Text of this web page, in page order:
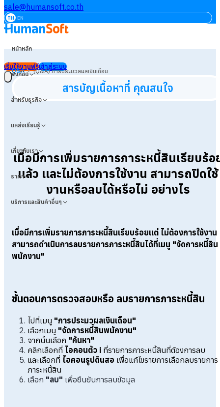
sale@humansoft.co.th
TH EN
หน้าหลัก
ฟังก์ชัน
สำหรับธุรกิจ
แหล่งเรียนรู้
เกี่ยวกับเรา
ราคา
บริการและสินค้าอื่นๆ
เริ่มใช้งานฟรีเข้าสู่ระบบ
Q&A>(Q&A) การประมวลผลเงินเดือน
สารบัญเนื้อหาที่ คุณสนใจ
เมื่อมีการเพิ่มรายการภาระหนี้สินเรียบร้อ
เเล้ว เเละไม่ต้องการใช้งาน สามารถปิดใช้
งานหรือลบได้หรือไม่ อย่างไร
เมื่อมีการเพิ่มรายการภาระหนี้สินเรียบร้อยแต่ ไม่ต้องการใช้งาน
สามารถดำเนินการลบรายการภาระหนี้สินได้ที่เมนู "จัดการหนี้สิน
พนักงาน"
ขั้นตอนการตรวจสอบหรือ ลบรายการภาระหนี้สิน
ไปที่เมนู "การประมวผลเงินเดือน"
เลือกเมนู "จัดการหนี้สินพนักงาน"
จากนั้นเลือก "ค้นหา"
คลิกเลือกที่ ไอคอนตัว i ที่รายการภาระหนี้สินที่ต้องการลบ
และเลือกที่ ไอคอนรูปดินสอ เพื่อแก้ไขรายการเลือกลบรายการ
ภาระหนี้สิน
เลือก "ลบ" เพื่อยืนยันการลบข้อมูล